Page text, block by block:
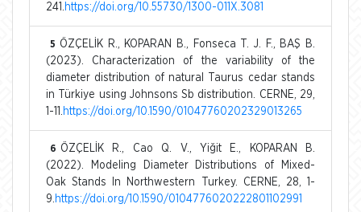
241. https://doi.org/10.55730/1300-011X.3081
5 ÖZÇELİK R., KOPARAN B., Fonseca T. J. F., BAŞ B.
(2023). Characterization of the variability of the
diameter distribution of natural Taurus cedar stands
in Türkiye using Johnsons Sb distribution. CERNE, 29,
1-11. https://doi.org/10.1590/01047760202329013265
6 ÖZÇELİK R., Cao Q. V., Yiğit E., KOPARAN B.
(2022). Modeling Diameter Distributions of Mixed-
Oak Stands In Northwestern Turkey. CERNE, 28, 1-
9. https://doi.org/10.1590/0104776020222801102991